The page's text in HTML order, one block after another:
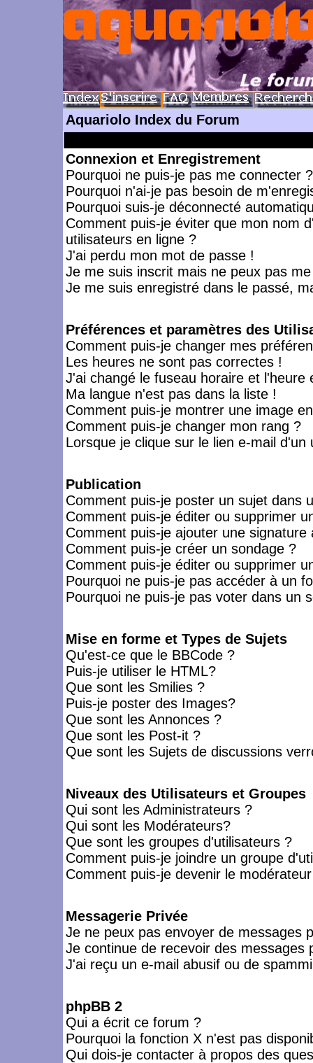
Aquariolo Index du Forum
Connexion et Enregistrement
Pourquoi ne puis-je pas me connecter ?
Pourquoi n'ai-je pas besoin de
Pourquoi suis-je déconnecté
Comment puis-je éviter que mon nom
utilisateurs en ligne ?
J'ai perdu mon mot de passe !
Je me suis inscrit mais ne peux pas
Je me suis enregistré dans le passé,
Préférences et paramètres des
Comment puis-je changer mes
Les heures ne sont pas correctes !
J'ai changé le fuseau horaire et l'heure
Ma langue n'est pas dans la liste !
Comment puis-je montrer une image
Comment puis-je changer mon rang ?
Lorsque je clique sur le lien e-mail
Publication
Comment puis-je poster un sujet dans
Comment puis-je éditer ou supprimer
Comment puis-je ajouter une signature
Comment puis-je créer un sondage ?
Comment puis-je éditer ou supprimer
Pourquoi ne puis-je pas accéder à un
Pourquoi ne puis-je pas voter dans un
Mise en forme et Types de Sujets
Qu'est-ce que le BBCode ?
Puis-je utiliser le HTML?
Que sont les Smilies ?
Puis-je poster des Images?
Que sont les Annonces ?
Que sont les Post-it ?
Que sont les Sujets de discussions
Niveaux des Utilisateurs et Groupes
Qui sont les Administrateurs ?
Qui sont les Modérateurs?
Que sont les groupes d'utilisateurs ?
Comment puis-je joindre un groupe
Comment puis-je devenir le
Messagerie Privée
Je ne peux pas envoyer de messages
Je continue de recevoir des messages
J'ai reçu un e-mail abusif ou de
phpBB 2
Qui a écrit ce forum ?
Pourquoi la fonction X n'est pas
Qui dois-je contacter à propos des